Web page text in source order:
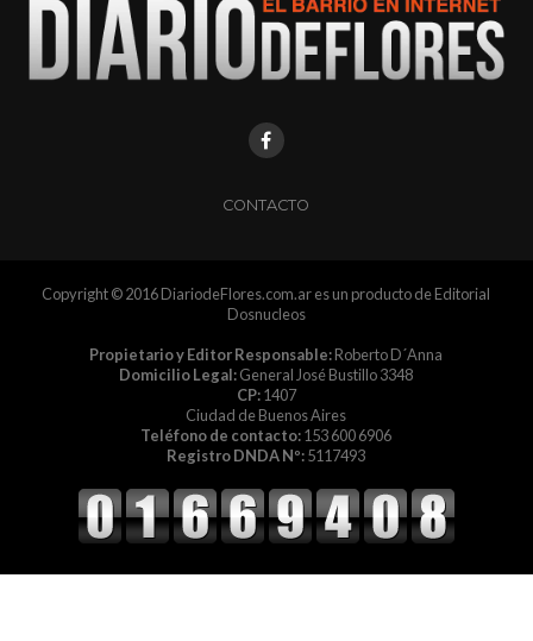
CONTACTO
Copyright © 2016 DiariodeFlores.com.ar es un producto de Editorial
Dosnucleos
Propietario y Editor Responsable:Roberto D´Anna
Domicilio Legal:General José Bustillo 3348
CP:1407
Ciudad de Buenos Aires
Teléfono de contacto:153 600 6906
Registro DNDA Nº:5117493